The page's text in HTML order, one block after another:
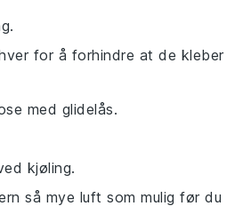
for å forhindre at de kleber
med glidelås.
kjøling.
så mye luft som mulig før du